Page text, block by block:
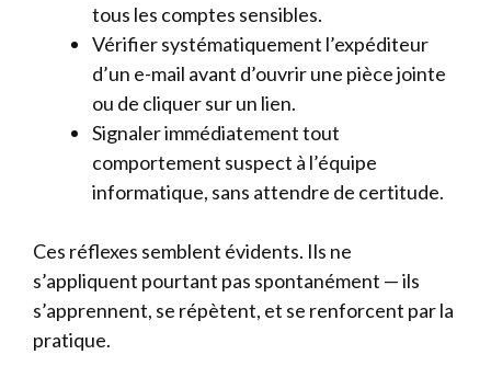
tous les comptes sensibles.
Vérifier systématiquement l’expéditeur
d’un e-mail avant d’ouvrir une pièce jointe
ou de cliquer sur un lien.
Signaler immédiatement tout
comportement suspect à l’équipe
informatique, sans attendre de certitude.
Ces réflexes semblent évidents. Ils ne
s’appliquent pourtant pas spontanément — ils
s’apprennent, se répètent, et se renforcent par la
pratique.